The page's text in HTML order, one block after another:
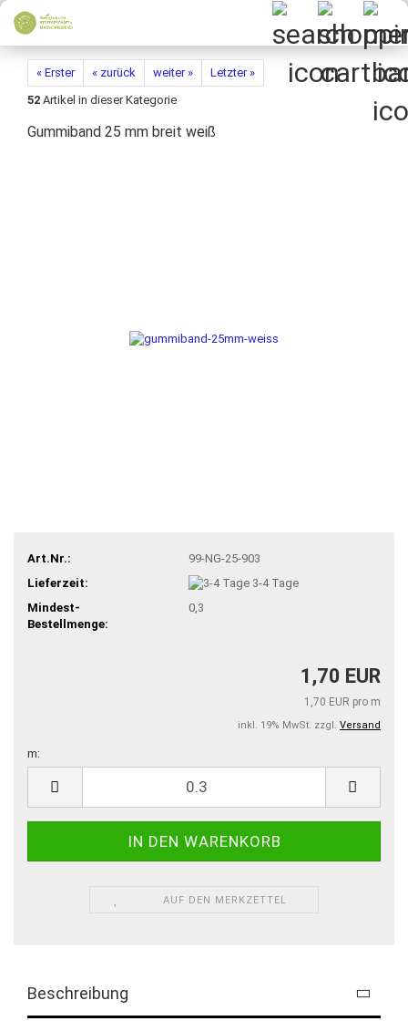
« Erster « zurück weiter »
Letzter »
52 Artikel in dieser Kategorie
Gummiband 25 mm breit weiß
Art.Nr.:
99-NG-25-903
Lieferzeit:
3-4 Tage
Mindest-
Bestellmenge:
0,3
1,70 EUR
1,70 EUR pro m
inkl. 19% MwSt. zzgl. Versand
m:
AUF DEN MERKZETTEL
Beschreibung